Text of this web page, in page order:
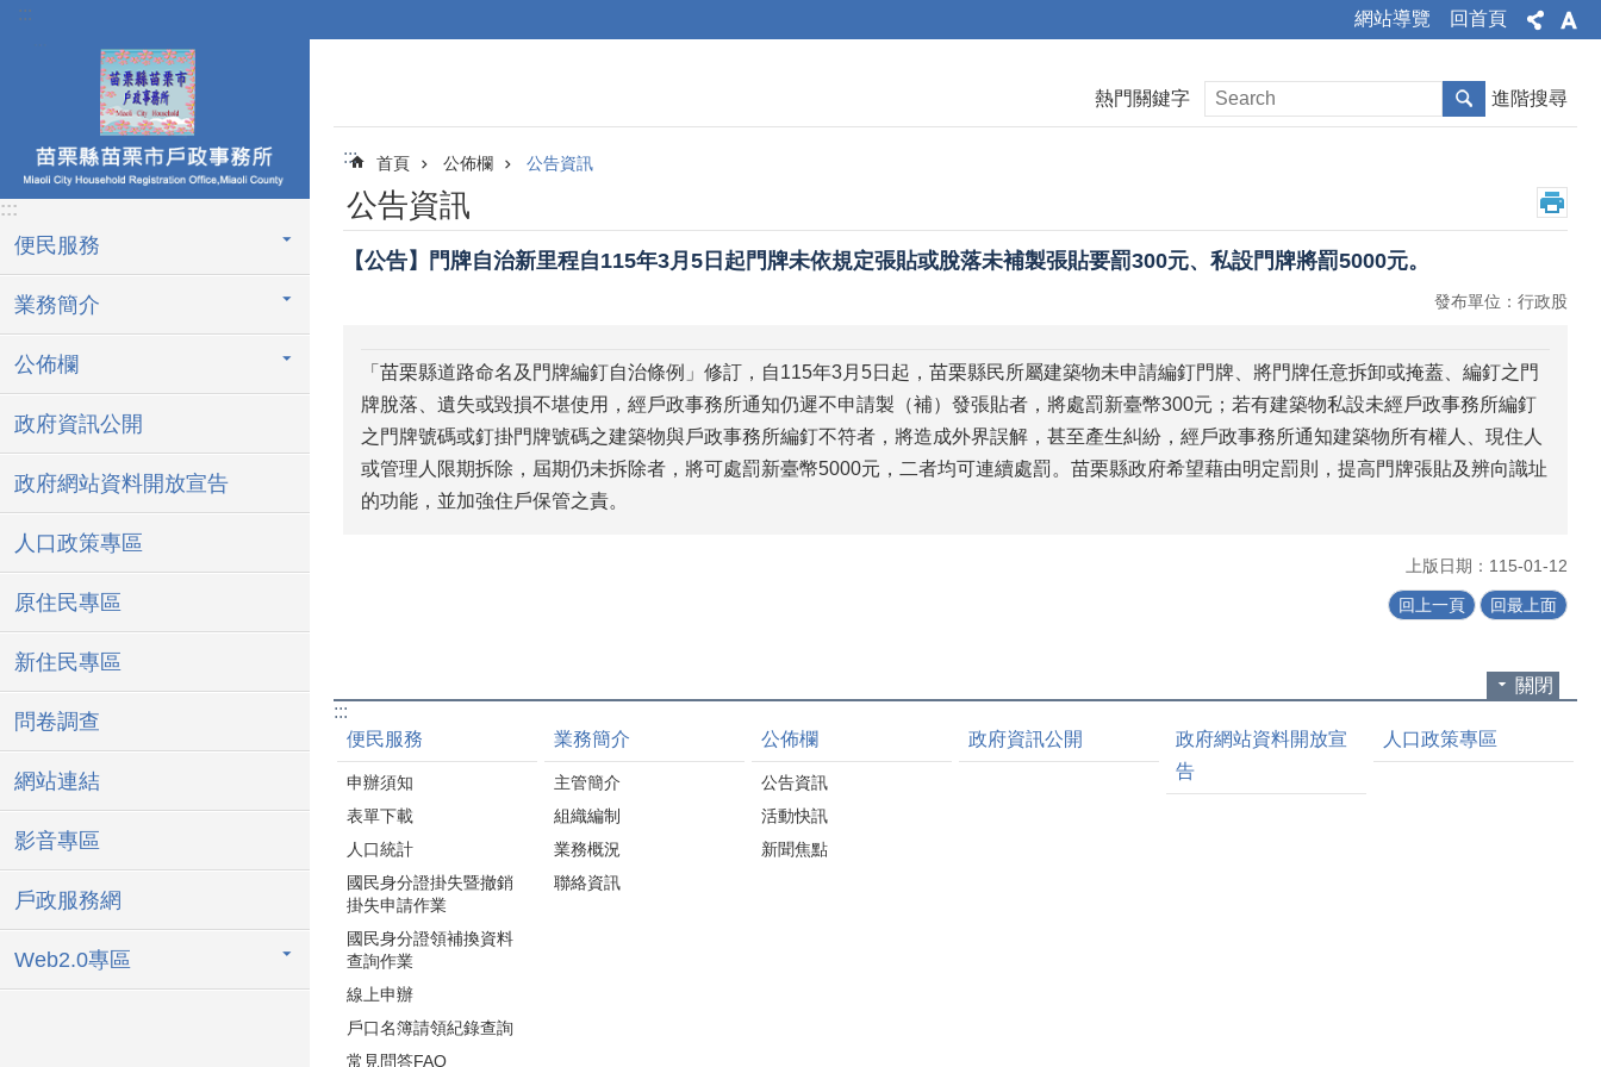
跳到主要內容區塊
::: 網站導覽 回首頁
:::
便民服務
業務簡介
公佈欄
政府資訊公開
政府網站資料開放宣告
人口政策專區
原住民專區
新住民專區
問卷調查
網站連結
影音專區
戶政服務網
Web2.0專區
熱門關鍵字 進階搜尋
::: 首頁 公佈欄 公告資訊
公告資訊
【公告】門牌自治新里程自115年3月5日起門牌未依規定張貼或脫落未補製張貼要罰300元、私設門牌將罰5000元。
發布單位：行政股
「苗栗縣道路命名及門牌編釘自治條例」修訂，自115年3月5日起，苗栗縣民所屬建築物未申請編釘門牌、將門牌任意拆卸或掩蓋、編釘之門
牌脫落、遺失或毀損不堪使用，經戶政事務所通知仍遲不申請製（補）發張貼者，將處罰新臺幣300元；若有建築物私設未經戶政事務所編釘
之門牌號碼或釘掛門牌號碼之建築物與戶政事務所編釘不符者，將造成外界誤解，甚至產生糾紛，經戶政事務所通知建築物所有權人、現住人
或管理人限期拆除，屆期仍未拆除者，將可處罰新臺幣5000元，二者均可連續處罰。苗栗縣政府希望藉由明定罰則，提高門牌張貼及辨向識址
的功能，並加強住戶保管之責。
上版日期：115-01-12
回上一頁 回最上面
關閉
:::
便民服務
申辦須知
表單下載
人口統計
國民身分證掛失暨撤銷
掛失申請作業
國民身分證領補換資料
查詢作業
線上申辦
戶口名簿請領紀錄查詢
常見問答FAQ
業務簡介
主管簡介
組織編制
業務概況
聯絡資訊
公佈欄
公告資訊
活動快訊
新聞焦點
政府資訊公開
政府網站資料開放宣
告
人口政策專區